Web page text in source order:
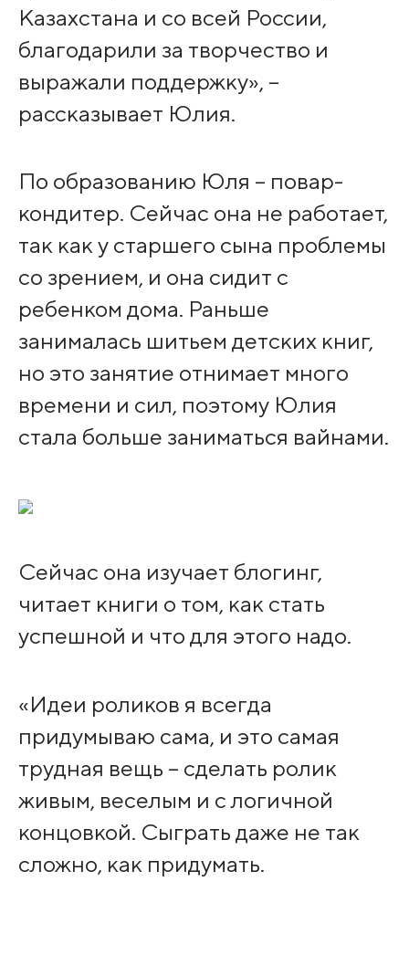
Казахстана и со всей России,
благодарили за творчество и
выражали поддержку», –
рассказывает Юлия.
По образованию Юля – повар-
кондитер. Сейчас она не работает,
так как у старшего сына проблемы
со зрением, и она сидит с
ребенком дома. Раньше
занималась шитьем детских книг,
но это занятие отнимает много
времени и сил, поэтому Юлия
стала больше заниматься вайнами.
Сейчас она изучает блогинг,
читает книги о том, как стать
успешной и что для этого надо.
«Идеи роликов я всегда
придумываю сама, и это самая
трудная вещь – сделать ролик
живым, веселым и с логичной
концовкой. Сыграть даже не так
сложно, как придумать.